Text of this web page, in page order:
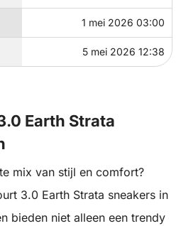
1 mei 2026 03:00
5 mei 2026 12:38
Earth Strata
mix van stijl en comfort?
3.0 Earth Strata sneakers in
bieden niet alleen een trendy